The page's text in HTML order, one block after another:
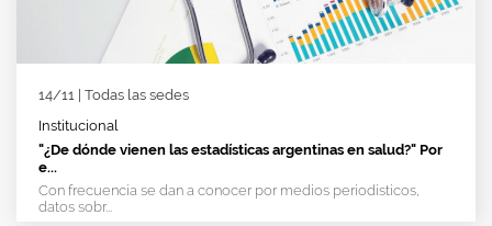
14/11 | Todas las sedes
Institucional
"¿De dónde vienen las estadísticas argentinas en salud?" Por
e...
Con frecuencia se dan a conocer por medios periodísticos,
datos sobr...